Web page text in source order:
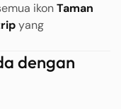
ikonTaman
yang
dengan